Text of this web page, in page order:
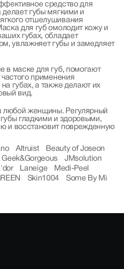
средство для
губы мягкими и
отшелушивания
для губ омолодит кожу и
губах, обладает
увлажняет губы и замедляет
в маске для губ, помогают
частого применения
губах, а также делают их
вид.
любой женщины. Регулярный
гладкими и здоровыми,
и восстановит поврежденную
Altruist
Beauty of Joseon
Geek&Gorgeous
JMsolution
Laneige
Medi-Peel
Skin1004
Some By Mi